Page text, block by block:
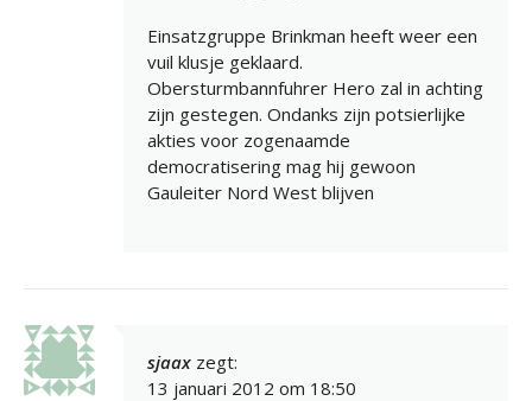
Einsatzgruppe Brinkman heeft weer een
vuil klusje geklaard.
Obersturmbannfuhrer Hero zal in achting
zijn gestegen. Ondanks zijn potsierlijke
akties voor zogenaamde
democratisering mag hij gewoon
Gauleiter Nord West blijven
sjaax zegt:
13 januari 2012 om 18:50